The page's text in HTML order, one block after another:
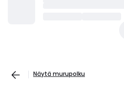
Näytä murupolku